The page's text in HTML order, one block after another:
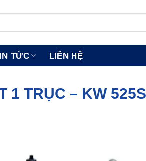
TỨC
LIÊN HỆ
1 TRỤC – KW 525S